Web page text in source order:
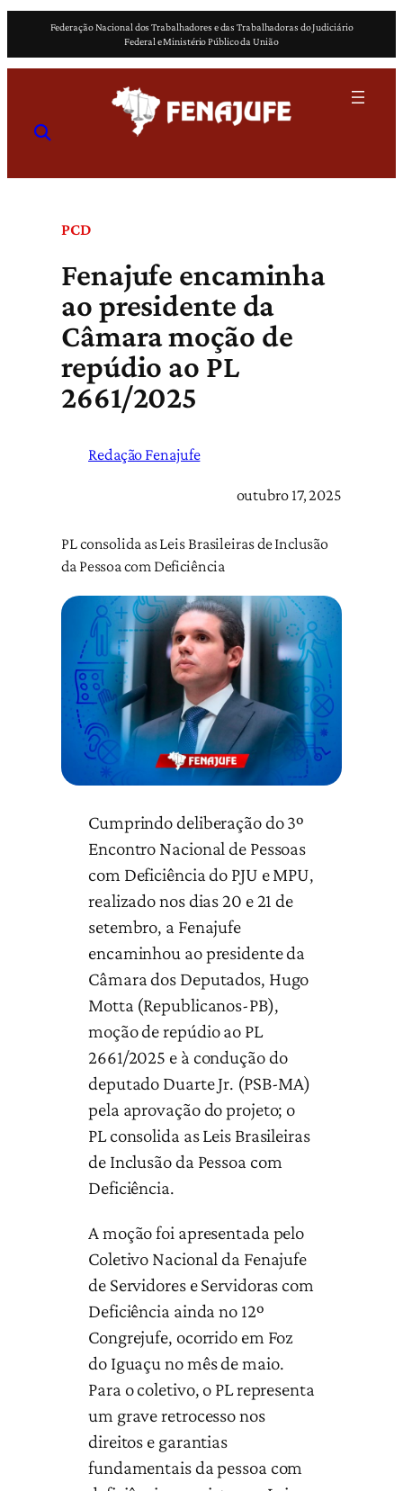
o
Federação Nacional dos Trabalhadores e das Trabalhadoras do Judiciário
Federal e Ministério Público da União
PCD
Fenajufe encaminha
ao presidente da
Câmara moção de
repúdio ao PL
2661/2025
Redação Fenajufe
outubro 17, 2025
PL consolida as Leis Brasileiras de Inclusão
da Pessoa com Deficiência
Cumprindo deliberação do 3º
Encontro Nacional de Pessoas
com Deficiência do PJU e MPU,
realizado nos dias 20 e 21 de
setembro, a Fenajufe
encaminhou ao presidente da
Câmara dos Deputados, Hugo
Motta (Republicanos-PB),
moção de repúdio ao PL
2661/2025 e à condução do
deputado Duarte Jr. (PSB-MA)
pela aprovação do projeto; o
PL consolida as Leis Brasileiras
de Inclusão da Pessoa com
Deficiência.
A moção foi apresentada pelo
Coletivo Nacional da Fenajufe
de Servidores e Servidoras com
Deficiência ainda no 12º
Congrejufe, ocorrido em Foz
do Iguaçu no mês de maio.
Para o coletivo, o PL representa
um grave retrocesso nos
direitos e garantias
fundamentais da pessoa com